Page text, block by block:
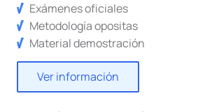
Exámenes oficiales
Metodología opositas
Material demostración
Ver información